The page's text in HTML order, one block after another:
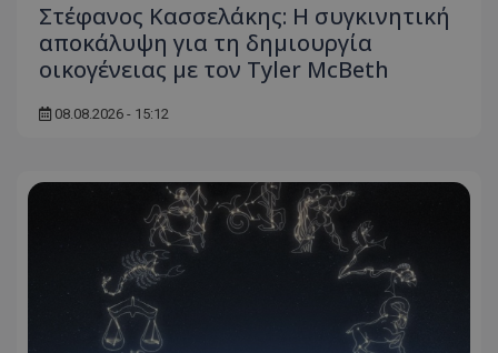
Στέφανος Κασσελάκης: Η συγκινητική
αποκάλυψη για τη δηµιουργία
οικογένειας με τον Tyler McBeth
08.08.2026 - 15:12